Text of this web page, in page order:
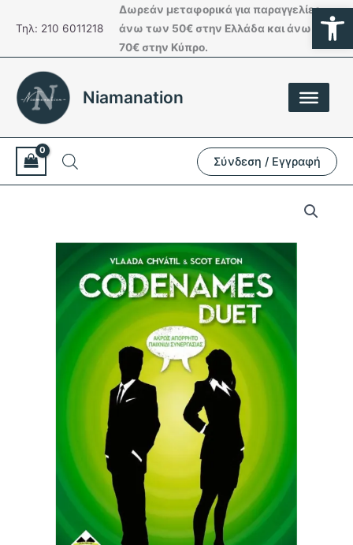
στοΤηλ: 210 6011218
Δωρεάν μεταφορικά για παραγγελίες
άνω των 50€ στην Ελλάδα και άνω των
70€ στην Κύπρο.
Niamanation
Σύνδεση / Εγγραφή